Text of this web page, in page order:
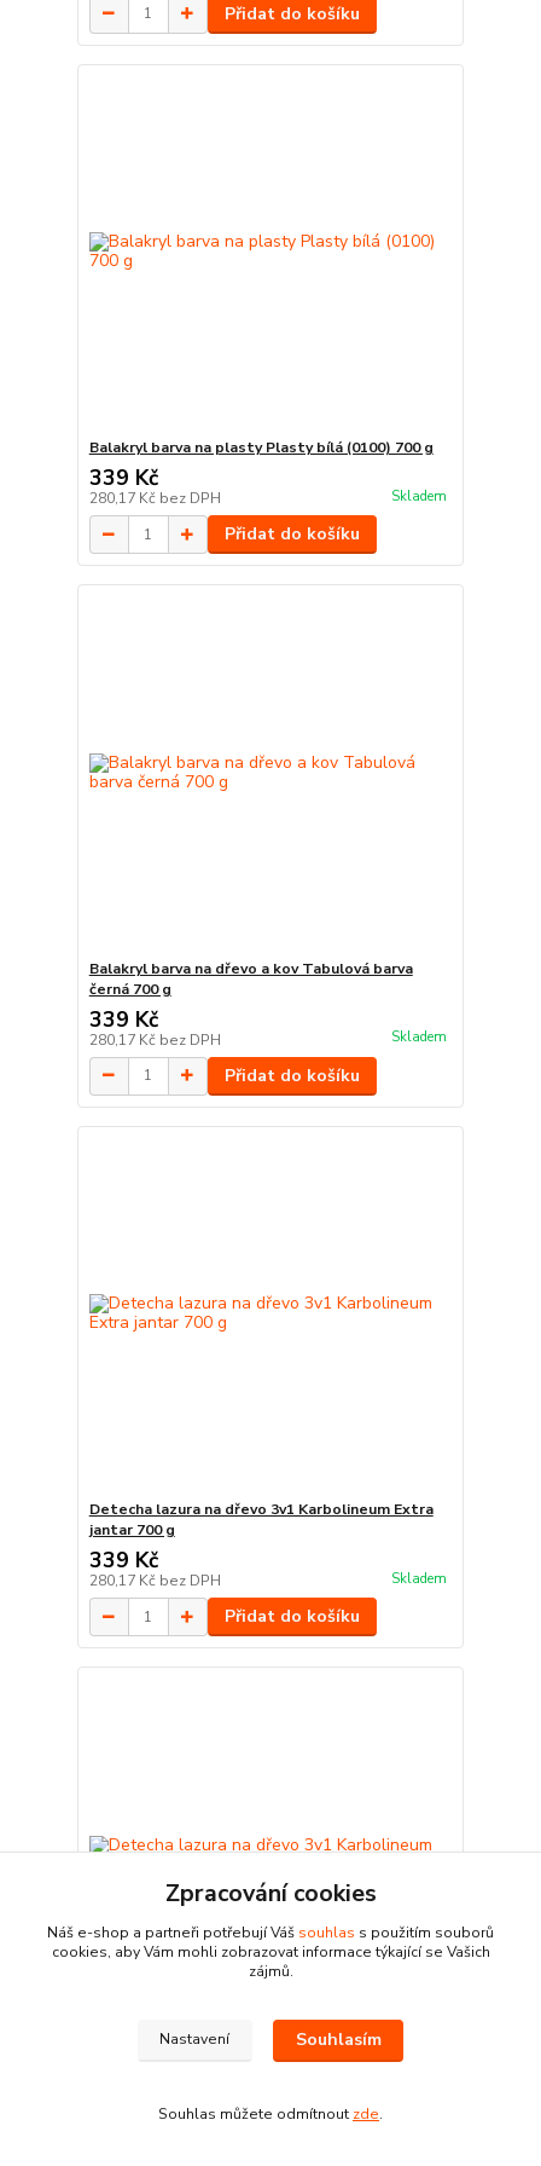
Přidat do košíku
Balakryl barva na plasty Plasty bílá (0100) 700 g
339 Kč
280,17 Kč bez DPH Skladem
Přidat do košíku
Balakryl barva na dřevo a kov Tabulová barva
černá 700 g
339 Kč
280,17 Kč bez DPH Skladem
Přidat do košíku
Detecha lazura na dřevo 3v1 Karbolineum Extra
jantar 700 g
339 Kč
280,17 Kč bez DPH Skladem
Přidat do košíku
Zpracování cookies
Náš e-shop a partneři potřebují Váš souhlas s použitím souborů
cookies, aby Vám mohli zobrazovat informace týkající se Vašich
zájmů.
Nastavení Souhlasím
Souhlas můžete odmítnout zde.